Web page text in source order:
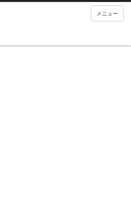
メニュー